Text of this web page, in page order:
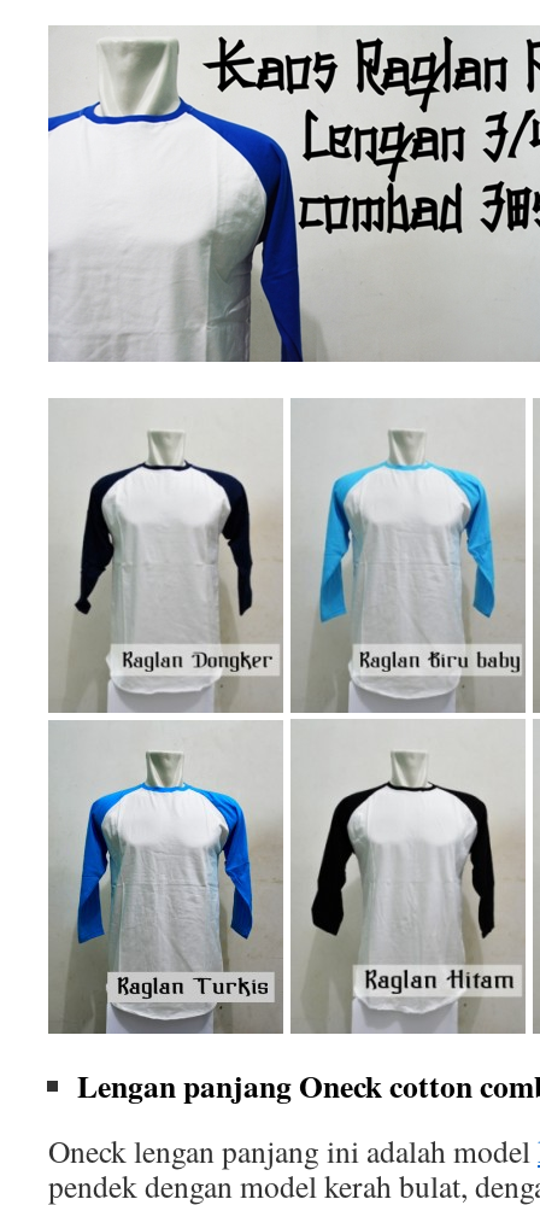
Lengan panjang Oneck cotton
Oneck lengan panjang ini adalah model
pendek dengan model kerah bulat,